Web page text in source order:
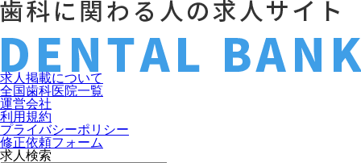
求人掲載について
全国歯科医院一覧
運営会社
利用規約
プライバシーポリシー
修正依頼フォーム
求人検索